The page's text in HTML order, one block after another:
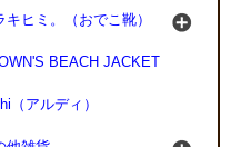
キヒミ。（おでこ靴）
BEACH JACKET
（アルディ）